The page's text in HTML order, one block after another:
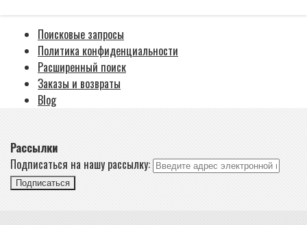
Поисковые запросы
Политика конфиденциальности
Расширенный поиск
Заказы и возвраты
Blog
Рассылки
Подписаться на нашу рассылку:
Подписаться